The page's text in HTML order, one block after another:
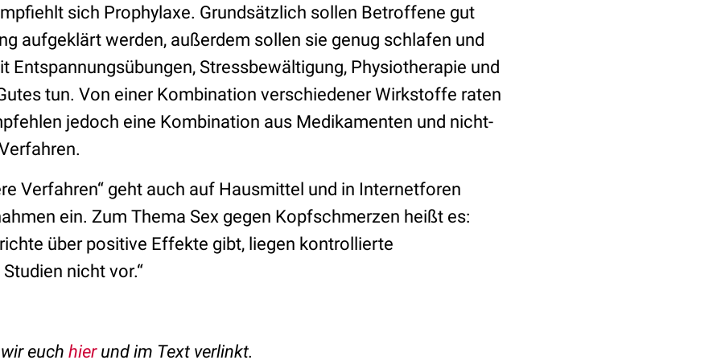
sich Prophylaxe. Grundsätzlich sollen Betroffene gut
aufgeklärt werden, außerdem sollen sie genug schlafen und
Entspannungsübungen, Stressbewältigung, Physiotherapie und
tun. Von einer Kombination verschiedener Wirkstoffe raten
jedoch eine Kombination aus Medikamenten und nicht-
Verfahren“ geht auch auf Hausmittel und in Internetforen
ein. Zum Thema Sex gegen Kopfschmerzen heißt es:
über positive Effekte gibt, liegen kontrollierte
nicht vor.“
euch hierund im Text verlinkt.